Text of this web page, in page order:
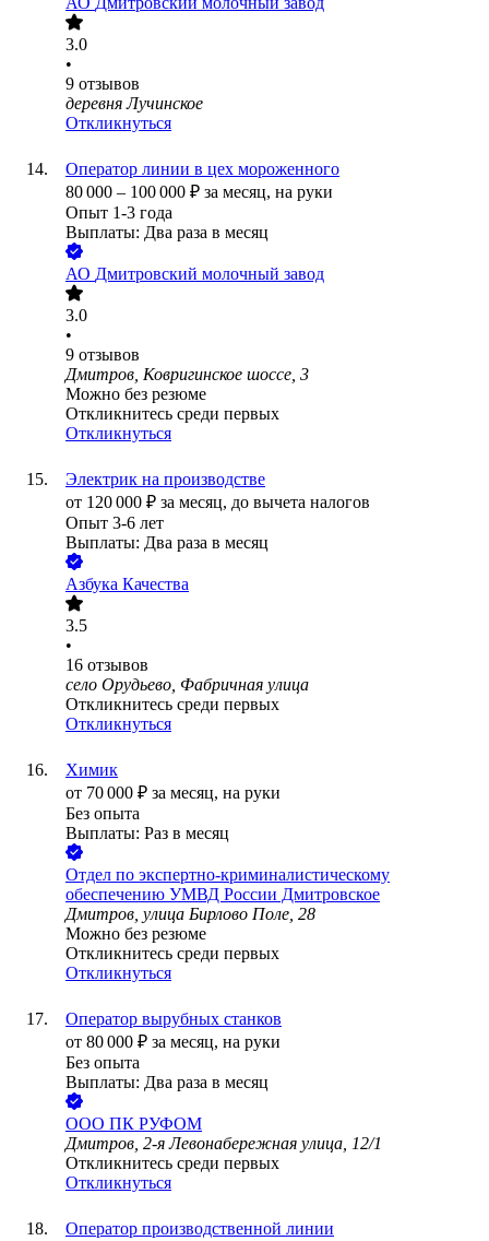
3.0
•
9 отзывов
деревня Лучинское
Откликнуться
Оператор линии в цех мороженного
80 000 – 100 000 ₽ за месяц, на руки
Опыт 1-3 года
Выплаты: Два раза в месяц
АО Дмитровский молочный завод
3.0
•
9 отзывов
Дмитров, Ковригинское шоссе, 3
Можно без резюме
Откликнитесь среди первых
Откликнуться
Электрик на производстве
от 120 000 ₽ за месяц, до вычета налогов
Опыт 3-6 лет
Выплаты: Два раза в месяц
Азбука Качества
3.5
•
16 отзывов
село Орудьево, Фабричная улица
Откликнитесь среди первых
Откликнуться
Химик
от 70 000 ₽ за месяц, на руки
Без опыта
Выплаты: Раз в месяц
Отдел по экспертно-криминалистическому
обеспечению УМВД России Дмитровское
Дмитров, улица Бирлово Поле, 28
Можно без резюме
Откликнитесь среди первых
Откликнуться
Оператор вырубных станков
от 80 000 ₽ за месяц, на руки
Без опыта
Выплаты: Два раза в месяц
ООО ПК РУФОМ
Дмитров, 2-я Левонабережная улица, 12/1
Откликнитесь среди первых
Откликнуться
Оператор производственной линии